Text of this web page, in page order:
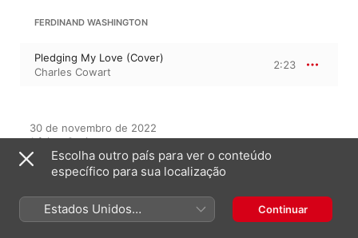
FERDINAND WASHINGTON
Pledging My Love (Cover)
Charles Cowart
2:23
30 de novembro de 2022
1 faixa, 2 minutos
℗ 2022 Charles Cowart
Neste álbum
Escolha outro país para ver o conteúdo
específico para sua localização
Estados Unidos
(Português Brasil)
Continuar